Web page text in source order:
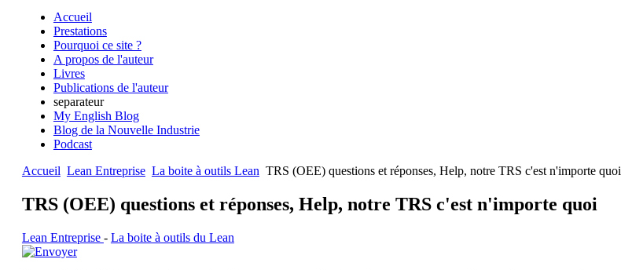
Accueil
Prestations
Pourquoi ce site ?
A propos de l'auteur
Livres
Publications de l'auteur
separateur
My English Blog
Blog de la Nouvelle Industrie
Podcast
Accueil Lean Entreprise La boite à outils Lean TRS (OEE) questions et réponses, Help, notre TRS c'est n'importe quoi
TRS (OEE) questions et réponses, Help, notre TRS c'est n'importe quoi
Lean Entreprise - La boite à outils du Lean